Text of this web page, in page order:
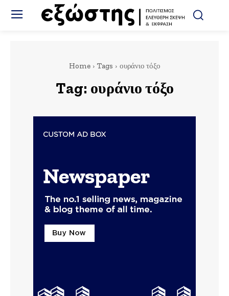
Home Tags ουράνιο τόξο
Tag: ουράνιο τόξο